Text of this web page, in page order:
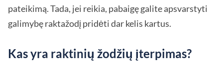
pateikimą. Tada, jei reikia, pabaigę galite apsvarstyti
galimybę raktažodį pridėti dar kelis kartus.
Kas yra raktinių žodžių įterpimas?